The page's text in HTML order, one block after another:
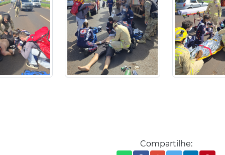
Compartilhe: